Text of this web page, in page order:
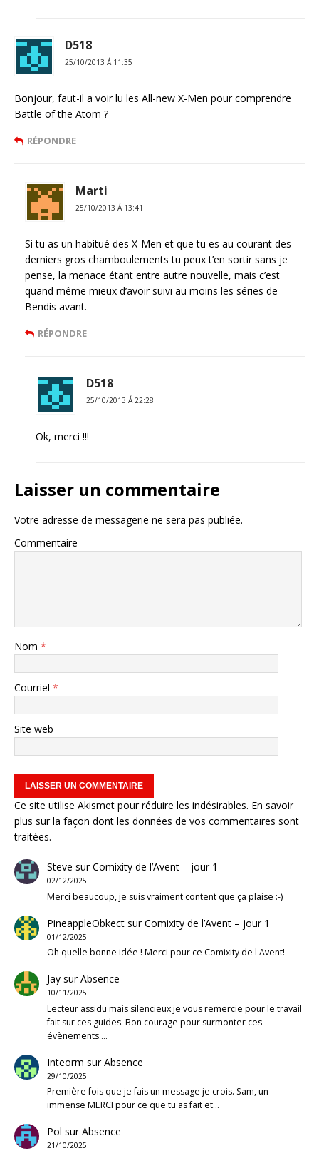
D518
25/10/2013 Á 11:35
Bonjour, faut-il a voir lu les All-new X-Men pour comprendre
Battle of the Atom ?
RÉPONDRE
Marti
25/10/2013 Á 13:41
Si tu as un habitué des X-Men et que tu es au courant des
derniers gros chamboulements tu peux t’en sortir sans je
pense, la menace étant entre autre nouvelle, mais c’est
quand même mieux d’avoir suivi au moins les séries de
Bendis avant.
RÉPONDRE
D518
25/10/2013 Á 22:28
Ok, merci !!!
Laisser un commentaire
Votre adresse de messagerie ne sera pas publiée.
Commentaire
Nom *
Courriel *
Site web
Ce site utilise Akismet pour réduire les indésirables. En savoir
plus sur la façon dont les données de vos commentaires sont
traitées.
Steve surComixity de l’Avent – jour 1
02/12/2025
Merci beaucoup, je suis vraiment content que ça plaise :-)
PineappleObkectsurComixity de l’Avent – jour 1
01/12/2025
Oh quelle bonne idée ! Merci pour ce Comixity de l'Avent!
JaysurAbsence
10/11/2025
Lecteur assidu mais silencieux je vous remercie pour le travail
fait sur ces guides. Bon courage pour surmonter ces
évènements.…
Inteorm surAbsence
29/10/2025
Première fois que je fais un message je crois. Sam, un
immense MERCI pour ce que tu as fait et…
Pol surAbsence
21/10/2025